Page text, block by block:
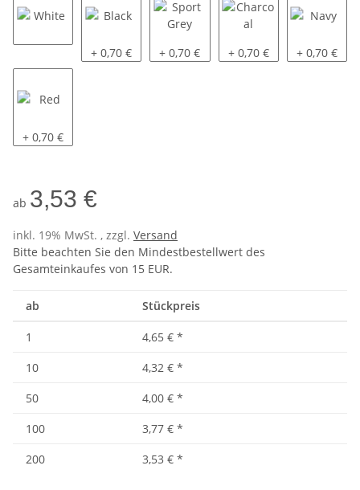
Black
+ 0,70 € Sport Grey
+ 0,70 € Charcoal
+ 0,70 € Navy
+ 0,70 €
Red
+ 0,70 €
ab 3,53 €
inkl. 19% MwSt. , zzgl. Versand
Bitte beachten Sie den Mindestbestellwert des
Gesamteinkaufes von 15 EUR.
ab Stückpreis
1 4,65 € *
10
4,32 € *
50
4,00 € *
100
3,77 € *
200
3,53 € *